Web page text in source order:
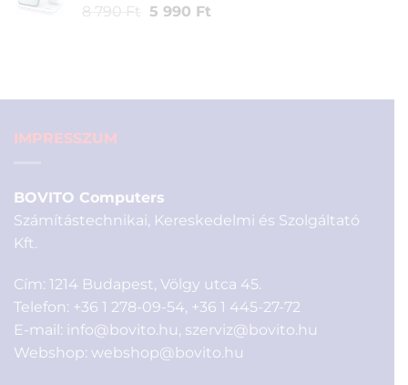
900 Ft.
8 790 Ft
Original
5 990 FtCurrent
IMPRESSZUM
BOVITO Computers
Számítástechnikai, Kereskedelmi és Szolgáltató
Kft.
Cím: 1214 Budapest, Völgy utca 45.
Telefon: +36 1 278-09-54, +36 1 445-27-72
E-mail: info@bovito.hu, szerviz@bovito.hu
Webshop: webshop@bovito.hu